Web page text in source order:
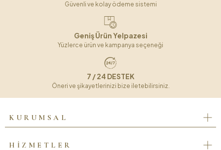
Güvenli ve kolay ödeme sistemi
Geniş Ürün Yelpazesi
Yüzlerce ürün ve kampanya seçeneği
7 / 24 DESTEK
Öneri ve şikayetlerinizi bize iletebilirsiniz.
KURUMSAL
HİZMETLER